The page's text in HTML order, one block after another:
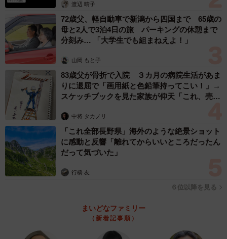
渡辺 晴子
72歳父、軽自動車で新潟から四国まで 65歳の
母と2人で3泊4日の旅 パーキングの休憩まで
分刻み… 「大学生でも組まねえよ！」
山岡 もと子
83歳父が骨折で入院 ３カ月の病院生活があま
りに退屈で「画用紙と色鉛筆持ってこい！」→
スケッチブックを見た家族が仰天「これ、売れ
中将 タカノリ
「これ全部長野県」海外のような絶景ショット
に感動と反響「離れてからいいところだったん
だって気づいた」
行橋 友
６位以降を見る
まいどなファミリー
（新着記事順）